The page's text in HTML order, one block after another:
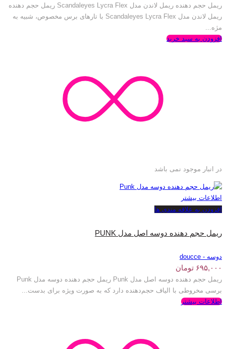
ریمل حجم دهنده ریمل لاندن مدل Scandaleyes Lycra Flex ریمل حجم دهنده
ریمل لاندن مدل Scandaleyes Lycra Flex با تارهای برس مخصوص، شبیه به
مژه...
افزودن به سبد خرید
در انبار موجود نمی باشد
اطلاعات بیشتر
افزودن به علاقه مندی ها
ریمل حجم دهنده دوسه اصل مدل PUNK
دوسه - doucce
۶۹۵,۰۰۰ تومان
ریمل حجم دهنده دوسه اصل مدل Punk ریمل حجم دهنده دوسه مدل Punk
برسی مخروطی با الیاف حجم‌دهنده دارد که به صورت ویژه برای بدست...
اطلاعات بیشتر